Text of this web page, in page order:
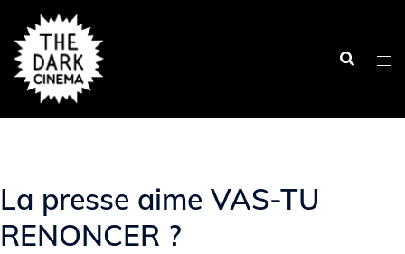
contenu
La presse aime VAS-TU
RENONCER ?